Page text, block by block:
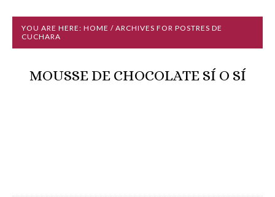
YOU ARE HERE: HOME / ARCHIVES FOR POSTRES DE
CUCHARA
MOUSSE DE CHOCOLATE SÍ O SÍ